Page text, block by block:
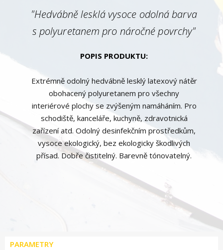
"Hedvábně lesklá vysoce odolná barva
s polyuretanem pro náročné povrchy"
POPIS PRODUKTU:
Extrémně odolný hedvábně lesklý latexový nátěr
obohacený polyuretanem pro všechny
interiérové plochy se zvýšeným namáháním. Pro
schodiště, kanceláře, kuchyně, zdravotnická
zařízení atd. Odolný desinfekčním prostředkům,
vysoce ekologický, bez ekologicky škodlivých
přísad. Dobře čistitelný. Barevně tónovatelný.
PARAMETRY